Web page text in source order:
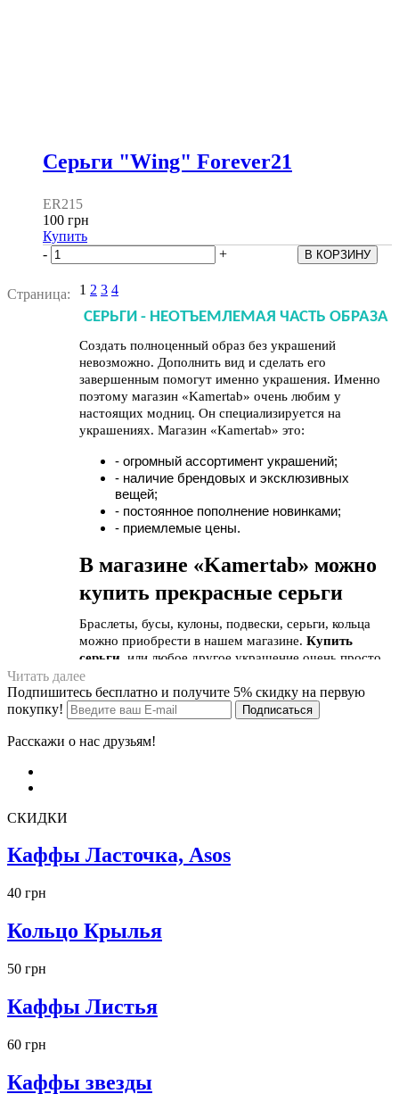
Серьги "Wing" Forever21
ER215
100 грн
Купить
-
+
Страница: 1 2 3 4
СЕРЬГИ - НЕОТЪЕМЛЕМАЯ ЧАСТЬ ОБРАЗА
Создать полноценный образ без украшений
невозможно. Дополнить вид и сделать его
завершенным помогут именно украшения. Именно
поэтому магазин «Kamertab» очень любим у
настоящих модниц. Он специализируется на
украшениях. Магазин «Kamertab» это:
- огромный ассортимент украшений;
- наличие брендовых и эксклюзивных
вещей;
- постоянное пополнение новинками;
- приемлемые цены.
В магазине «Kamertab» можно
купить прекрасные серьги
Браслеты, бусы, кулоны, подвески, серьги, кольца
можно приобрести в нашем магазине. Купить
серьги , или любое другое украшение очень просто.
В каталоге компании предоставлен весь ассортимент
украшений. Выбрать действительно есть из чего.
Например, прекрасные серьги с различными
материалов, усыпанные камнями и обрамлены
Различные серьги, цена на которые соответственно
украшения имеют очень высокое качество.
например, серьги с перьями, которые уже украшают
ушки многих модниц. Также очень
поэтому эти брендовые сережки пользуются
Читать далее
Подпишитесь бесплатно и получите 5% скидку на первую
покупку!
Расскажи о нас друзьям!
СКИДКИ
Каффы Ласточка, Asos
40 грн
Кольцо Крылья
50 грн
Каффы Листья
60 грн
Каффы звезды